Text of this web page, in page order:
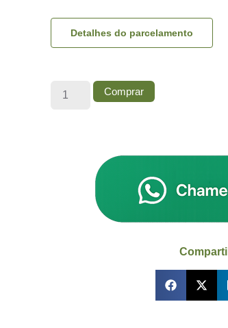
Detalhes do parcelamento
Comprar